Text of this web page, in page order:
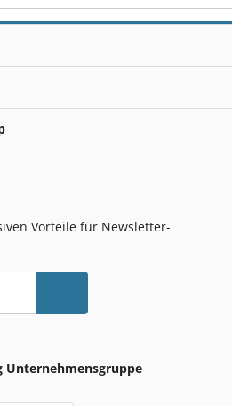
Vorteile für Newsletter-
Unternehmensgruppe